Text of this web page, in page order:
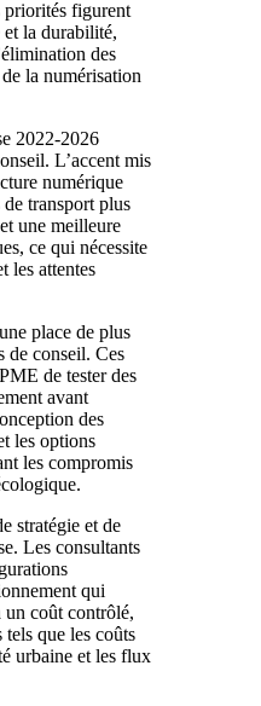
priorités figurent
et la durabilité,
des
la numérisation
2022-2026
L’accent mis
numérique
de transport plus
une meilleure
ce qui nécessite
les attentes
place de plus
de conseil. Ces
de tester des
avant
des
les options
les compromis
stratégie et de
Les consultants
qui
un coût contrôlé,
tels que les coûts
urbaine et les flux